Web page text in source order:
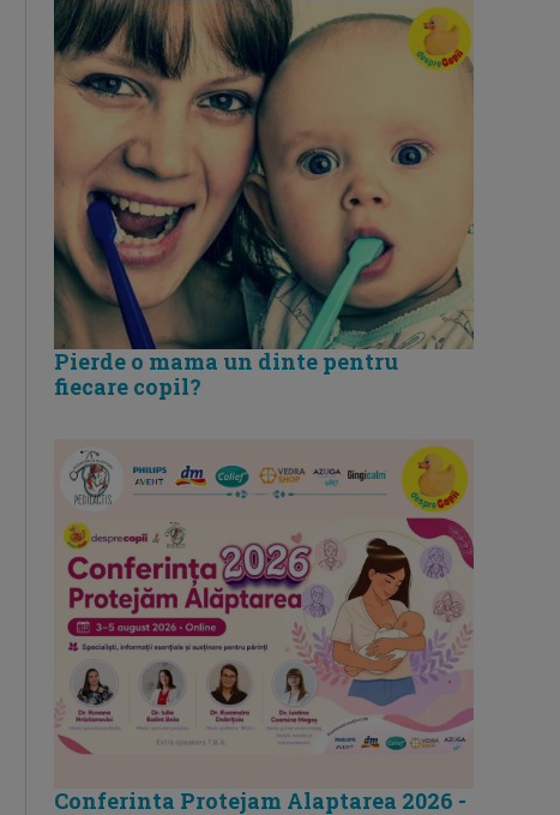
Pierde o mama un dinte pentru
fiecare copil?
Conferinta Protejam Alaptarea 2026 -